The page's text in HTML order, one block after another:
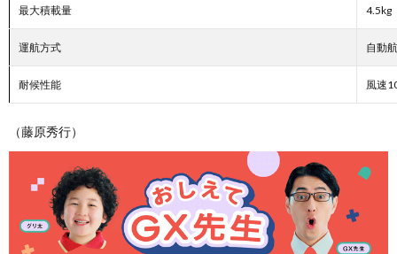
最大積載量 4.5kg
運航方式 自動
耐候性能 風速
（藤原秀行）